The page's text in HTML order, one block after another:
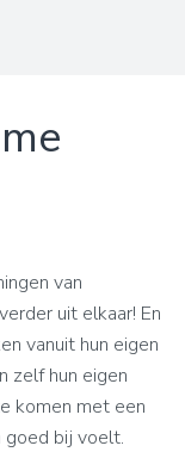
van
uit elkaar! En
vanuit hun eigen
zelf hun eigen
komen met een
bij voelt.